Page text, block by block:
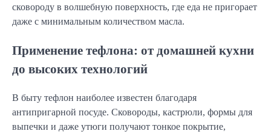
сковороду в волшебную поверхность, где еда не пригорает
даже с минимальным количеством масла.
Применение тефлона: от домашней кухни
до высоких технологий
В быту тефлон наиболее известен благодаря
антипригарной посуде. Сковороды, кастрюли, формы для
выпечки и даже утюги получают тонкое покрытие,